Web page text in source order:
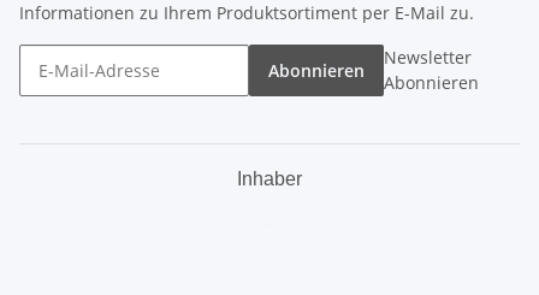
Informationen zu Ihrem Produktsortiment per E-Mail zu.
Abonnieren
Newsletter
Abonnieren
Inhaber